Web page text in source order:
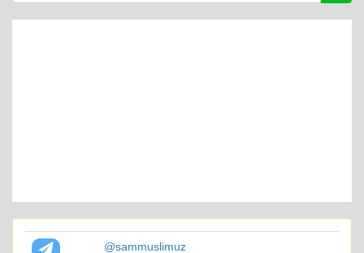
@sammuslimuz